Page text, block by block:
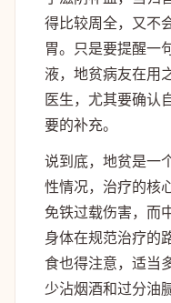
得比较周全，又不
胃。只是要提醒一
液，地贫病友在用
医生，尤其要确认
要的补充。
说到底，地贫是一
性情况，治疗的核
免铁过载伤害，而
身体在规范治疗的
食也得注意，适当
少沾烟酒和过分油